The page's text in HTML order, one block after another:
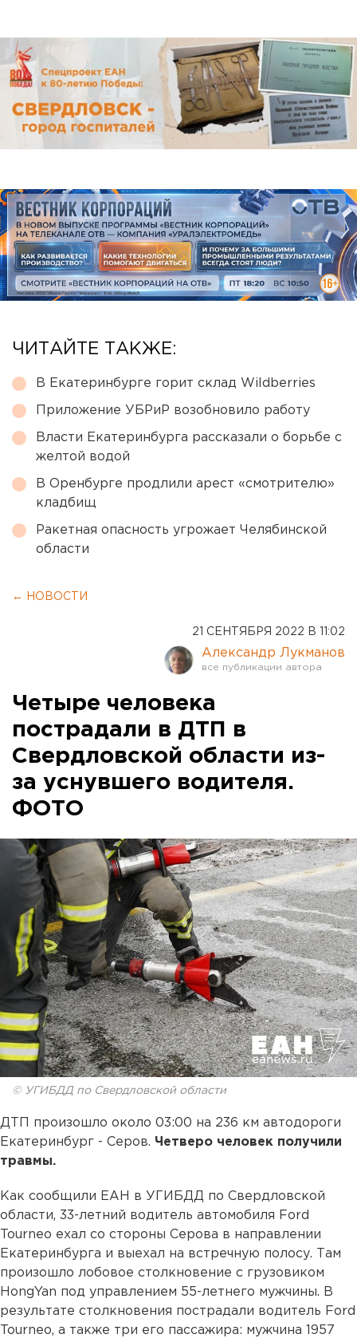
ЧИТАЙТЕ ТАКЖЕ:
В Екатеринбурге горит склад Wildberries
Приложение УБРиР возобновило работу
Власти Екатеринбурга рассказали о борьбе с
желтой водой
В Оренбурге продлили арест «смотрителю»
кладбищ
Ракетная опасность угрожает Челябинской
области
← НОВОСТИ
21 СЕНТЯБРЯ 2022 В 11:02
Александр Лукманов
Четыре человека
пострадали в ДТП в
Свердловской области из-
за уснувшего водителя.
ФОТО
© УГИБДД по Свердловской области
ДТП произошло около 03:00 на 236 км автодороги
Екатеринбург - Серов. Четверо человек получили
травмы.
Как сообщили ЕАН в УГИБДД по Свердловской
области, 33-летний водитель автомобиля Ford
Tourneo ехал со стороны Серова в направлении
Екатеринбурга и выехал на встречную полосу. Там
произошло лобовое столкновение с грузовиком
HongYan под управлением 55-летнего мужчины. В
результате столкновения пострадали водитель Ford
Tourneo, а также три его пассажира: мужчина 1957